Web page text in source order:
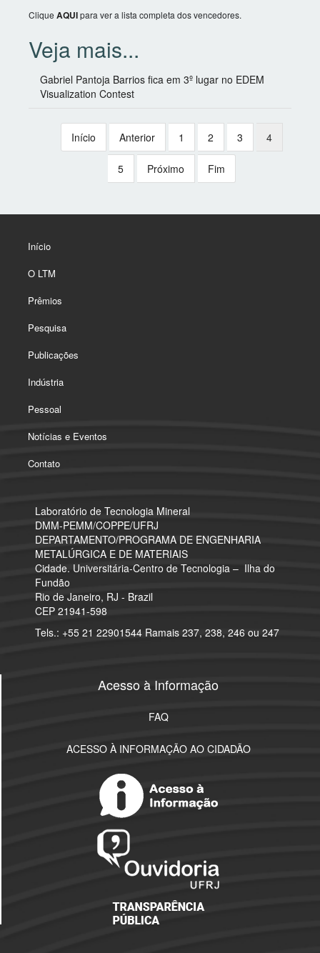
Clique AQUIpara ver a lista completa dos vencedores.
Gabriel Pantoja Barrios fica em 3º lugar no EDEM
Visualization Contest
Início Anterior 1 2 3 4
5 Próximo Fim
Início
O LTM
Prêmios
Pesquisa
Publicações
Indústria
Pessoal
Notícias e Eventos
Contato
Laboratório de Tecnologia Mineral
​DMM-PEMM/COPPE/UFRJ
DEPARTAMENTO/PROGRAMA DE ENGENHARIA
METALÚRGICA E DE MATERIAIS
Cidade. Universitária-Centro de Tecnologia – Ilha do
Fundão
Rio de Janeiro, RJ - Brazil
CEP 21941-598
Tels.: +55 21 22901544 Ramais 237, 238, 246 ou 247
Acesso à Informação
FAQ
ACESSO À INFORMAÇÃO AO CIDADÃO